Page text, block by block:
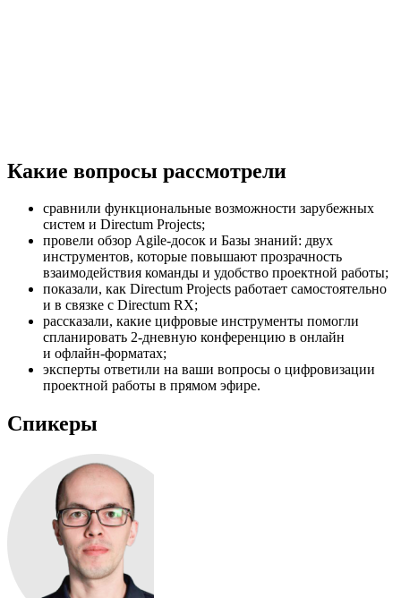
Какие вопросы рассмотрели
сравнили функциональные возможности зарубежных
систем и Directum Projects;
провели обзор Agile-досок и Базы знаний: двух
инструментов, которые повышают прозрачность
взаимодействия команды и удобство проектной работы;
показали, как Directum Projects работает самостоятельно
и в связке с Directum RX;
рассказали, какие цифровые инструменты помогли
спланировать 2-дневную конференцию в онлайн
и офлайн-форматах;
эксперты ответили на ваши вопросы о цифровизации
проектной работы в прямом эфире.
Спикеры